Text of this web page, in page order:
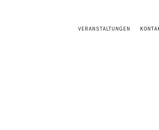
VERANSTALTUNGEN